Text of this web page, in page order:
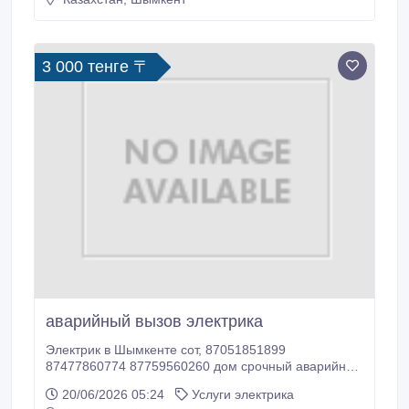
3 000 тенге 〒
аварийный вызов электрика
Электрик в Шымкенте сот, 87051851899
87477860774 87759560260 дом срочный аварийный
установка и демонтаж оборудования 220-380 вольт,
20/06/2026 05:24
Услуги электрика